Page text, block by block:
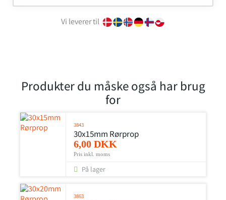
Vi leverer til
Produkter du måske også har brug
for
3843
30x15mm Rørprop
6,00 DKK
Pris inkl. moms
På lager
3863